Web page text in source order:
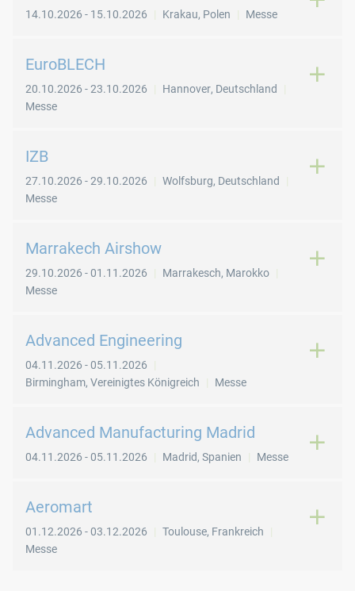
14.10.2026 - 15.10.2026 Krakau, Polen Messe
EuroBLECH
20.10.2026 -23.10.2026 Hannover, Deutschland
Messe
IZB
27.10.2026 -29.10.2026 Wolfsburg, Deutschland
Messe
Marrakech Airshow
29.10.2026 -01.11.2026 Marrakesch, Marokko
Messe
Advanced Engineering
04.11.2026 -05.11.2026
Birmingham, Vereinigtes Königreich Messe
Advanced Manufacturing Madrid
04.11.2026 -05.11.2026 Madrid, Spanien Messe
Aeromart
01.12.2026 -03.12.2026 Toulouse, Frankreich
Messe